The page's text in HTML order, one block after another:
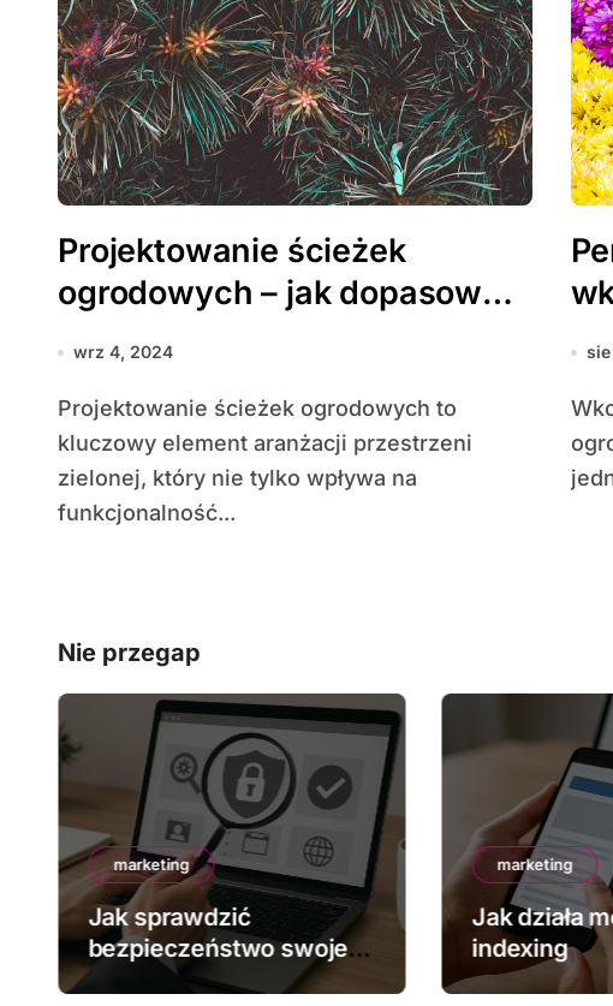
Projektowanie ścieżek
ogrodowych – jak dopasować
je do stylu ogrodu?
wrz 4, 2024
Projektowanie ścieżek ogrodowych to
kluczowy element aranżacji przestrzeni
zielonej, który nie tylko wpływa na
funkcjonalność...
Wkomponowanie pergoli, altan i wiat w styl
Nie przegap
marketing
Jak sprawdzić
bezpieczeństwo swojej
strony
marketing
Jak działa
indexing